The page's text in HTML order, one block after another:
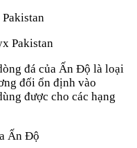
Pakistan
đá của Ấn Độ là loại
đối ổn định vào
được cho các hạng